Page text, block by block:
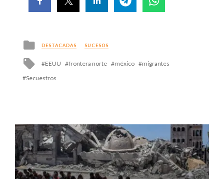
Posted
in
DESTACADAS SUCESOS
Tagged
EEUU frontera norte méxico
migrantes
Secuestros